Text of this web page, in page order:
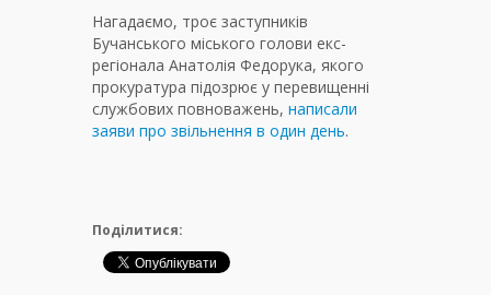
Нагадаємо, троє заступників
Бучанського міського голови екс-
регіонала Анатолія Федорука, якого
прокуратура підозрює у перевищенні
службових повноважень, написали
заяви про звільнення в один день.
Поділитися: